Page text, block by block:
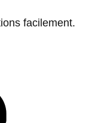
facilement.